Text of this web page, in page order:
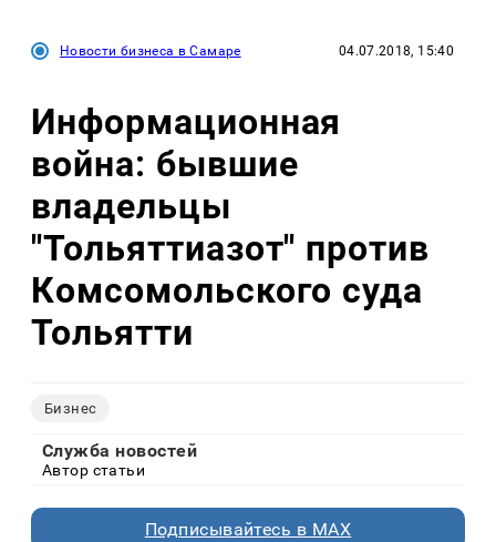
Новости бизнеса в Самаре 04.07.2018, 15:40
Информационная
война: бывшие
владельцы
"Тольяттиазот" против
Комсомольского суда
Тольятти
Бизнес
Служба новостей
Автор статьи
Подписывайтесь в MAX